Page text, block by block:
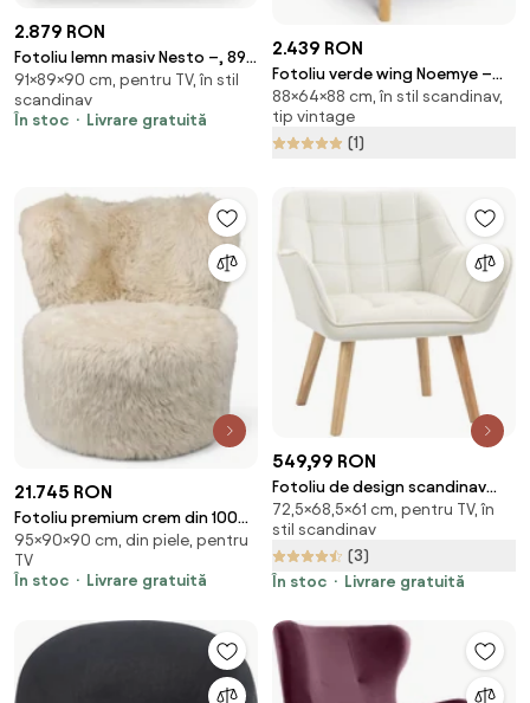
2.879 RON
Fotoliu lemn masiv Nesto –, 89 ×
91 × 90 cm
91×89×90 cm, pentru TV, în stil
scandinav
În stoc
Livrare gratuită
2.439 RON
Fotoliu verde wing Noemye –
Bonami Selection
88×64×88 cm, în stil scandinav,
tip vintage
(1)
21.745 RON
Fotoliu premium crem din 100%
blană naturală de oaie din Noua
Zeelandă, cu fir lung, „Skandi”
95×90×90 cm, din piele, pentru
TV
În stoc
Livrare gratuită
549,99 RON
Fotoliu de design scandinav
HOMCOM din lemn si catifea
crem, pentru sufragerie/birou,
68,5x61x72,5cm | Aosom
Romania
72,5×68,5×61 cm, pentru TV, în
stil scandinav
(3)
În stoc
Livrare gratuită